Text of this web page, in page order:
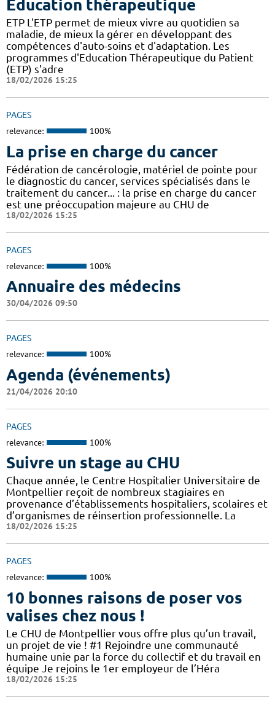
Éducation thérapeutique
ETP L'ETP permet de mieux vivre au quotidien sa
maladie, de mieux la gérer en développant des
compétences d'auto-soins et d'adaptation. Les
programmes d'Education Thérapeutique du Patient
(ETP) s'adre
18/02/2026 15:25
PAGES
relevance: 100%
La prise en charge du cancer
Fédération de cancérologie, matériel de pointe pour
le diagnostic du cancer, services spécialisés dans le
traitement du cancer... : la prise en charge du cancer
est une préoccupation majeure au CHU de
18/02/2026 15:25
PAGES
relevance: 100%
Annuaire des médecins
30/04/2026 09:50
PAGES
relevance: 100%
Agenda (événements)
21/04/2026 20:10
PAGES
relevance: 100%
Suivre un stage au CHU
Chaque année, le Centre Hospitalier Universitaire de
Montpellier reçoit de nombreux stagiaires en
provenance d’établissements hospitaliers, scolaires et
d’organismes de réinsertion professionnelle. La
18/02/2026 15:25
PAGES
relevance: 100%
10 bonnes raisons de poser vos
valises chez nous !
Le CHU de Montpellier vous offre plus qu’un travail,
un projet de vie ! #1 Rejoindre une communauté
humaine unie par la force du collectif et du travail en
équipe Je rejoins le 1er employeur de l’Héra
18/02/2026 15:25